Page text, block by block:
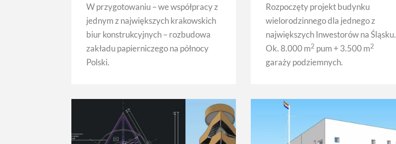
W przygotowaniu – we współpracy z
jednym z największych krakowskich
biur konstrukcyjnych – rozbudowa
zakładu papierniczego na północy
Polski.
Rozpoczęty projekt budynku
wielorodzinnego dla jednego z
największych Inwestorów na Śląsku.
Ok. 8.000 m2 pum + 3.500 m2
garaży podziemnych.